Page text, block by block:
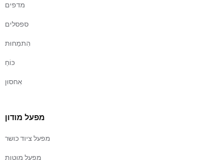
מדפים
ספסלים
הִתמַחוּת
כּוֹחַ
אִחסוּן
מפעל מודון
מפעל ציוד כושר
מפעל מוטות